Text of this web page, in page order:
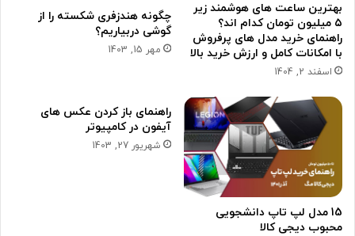
بهترین ساعت های هوشمند زیر
۵ میلیون تومان کدام اند؟
راهنمای خرید مدل های پرفروش
با امکانات کامل و ارزش خرید بالا
اسفند 2, 1404
چگونه هندزفری شکسته را از
گوشی دربیاریم؟
مهر 15, 1403
15 مدل لپ تاپ دانشجویی
محبوب دیجی کالا
راهنمای باز کردن عکس های
آیفون در کامپیوتر
شهریور 27, 1403